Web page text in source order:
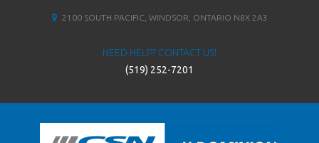
2100 SOUTH PACIFIC, WINDSOR, ONTARIO N8X 2A3
NEED HELP? CONTACT US!
(519) 252-7201